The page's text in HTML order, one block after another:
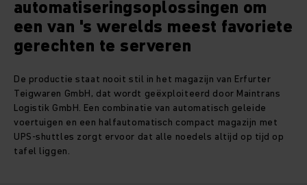
automatiseringsoplossingen om
een van 's werelds meest favoriete
gerechten te serveren
De productie staat nooit stil in het magazijn van Erfurter
Teigwaren GmbH, dat wordt geëxploiteerd door Maintrans
Logistik GmbH. Een combinatie van automatisch geleide
voertuigen en een halfautomatisch compact magazijn met
UPS-shuttles zorgt ervoor dat alle noedels altijd op tijd op
tafel liggen.